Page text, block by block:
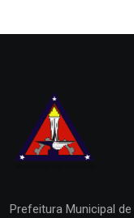
Prefeitura Municipal de